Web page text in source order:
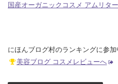
国産オーガニックコスメ アムリタ
にほんブログ村のランキングに参加
美容ブログ コスメレビューへ